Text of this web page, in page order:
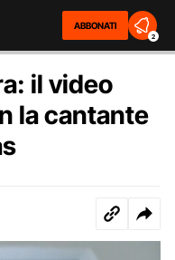
ABBONATI
2
il video
la cantante